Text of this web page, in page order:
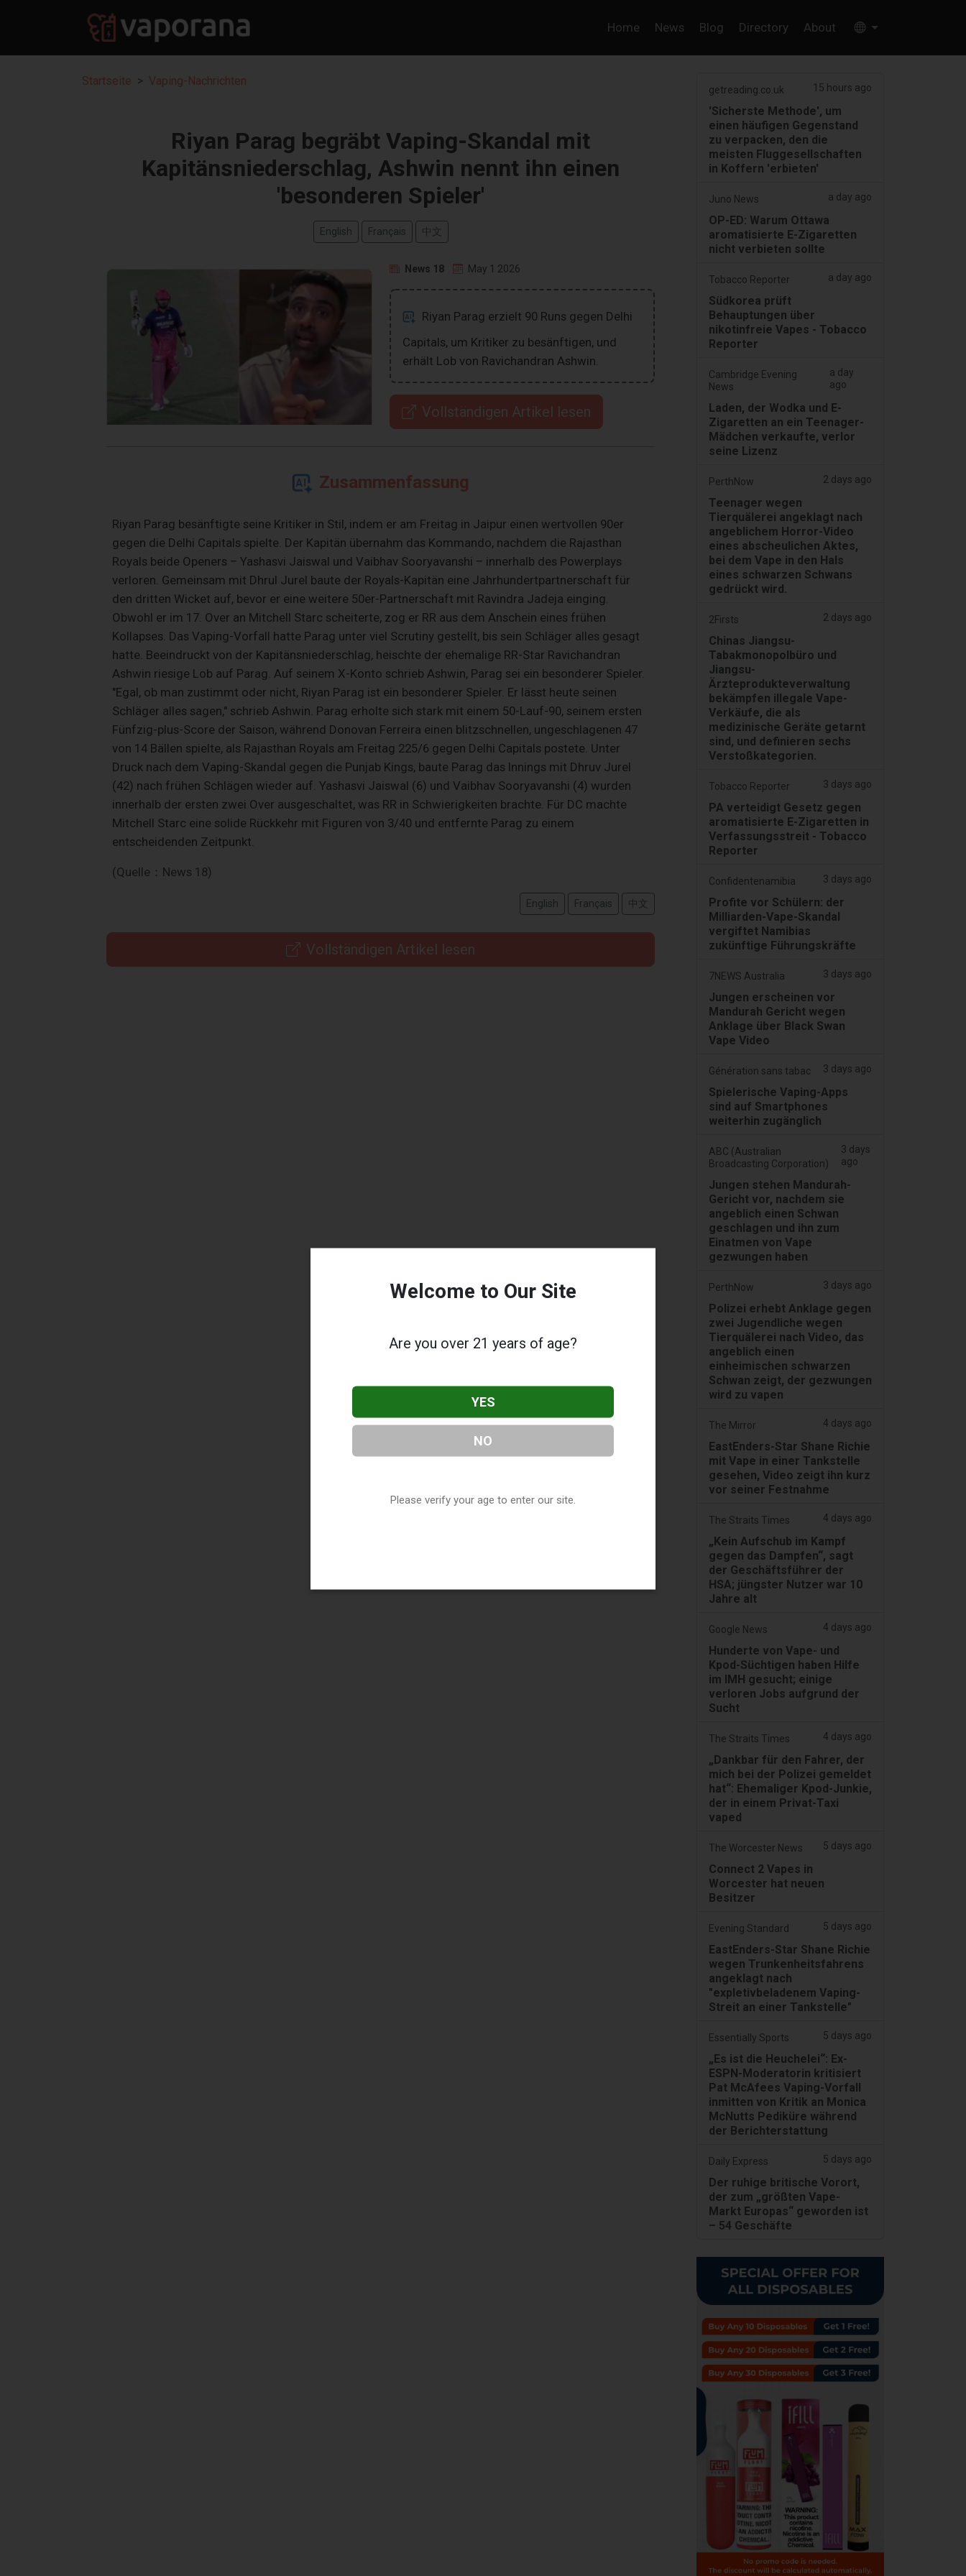
Home News Blog Directory About
Startseite Vaping-Nachrichten
Riyan Parag begräbt Vaping-Skandal mit
Kapitänsniederschlag, Ashwin nennt ihn einen
'besonderen Spieler'
English Français 中文
News 18 May 1 2026
Riyan Parag erzielt 90 Runs gegen Delhi
Capitals, um Kritiker zu besänftigen, und
erhält Lob von Ravichandran Ashwin.
Vollständigen Artikel lesen
Zusammenfassung
Riyan Parag besänftigte seine Kritiker in Stil, indem er am Freitag in Jaipur einen wertvollen 90er
gegen die Delhi Capitals spielte. Der Kapitän übernahm das Kommando, nachdem die Rajasthan
Royals beide Openers – Yashasvi Jaiswal und Vaibhav Sooryavanshi – innerhalb des Powerplays
verloren. Gemeinsam mit Dhrul Jurel baute der Royals-Kapitän eine Jahrhundertpartnerschaft für
den dritten Wicket auf, bevor er eine weitere 50er-Partnerschaft mit Ravindra Jadeja einging.
Obwohl er im 17. Over an Mitchell Starc scheiterte, zog er RR aus dem Anschein eines frühen
Kollapses. Das Vaping-Vorfall hatte Parag unter viel Scrutiny gestellt, bis sein Schläger alles gesagt
hatte. Beeindruckt von der Kapitänsniederschlag, heischte der ehemalige RR-Star Ravichandran
Ashwin riesige Lob auf Parag. Auf seinem X-Konto schrieb Ashwin, Parag sei ein besonderer Spieler.
"Egal, ob man zustimmt oder nicht, Riyan Parag ist ein besonderer Spieler. Er lässt heute seinen
Schläger alles sagen," schrieb Ashwin. Parag erholte sich stark mit einem 50-Lauf-90, seinem ersten
Fünfzig-plus-Score der Saison, während Donovan Ferreira einen blitzschnellen, ungeschlagenen 47
von 14 Bällen spielte, als Rajasthan Royals am Freitag 225/6 gegen Delhi Capitals postete. Unter
Druck nach dem Vaping-Skandal gegen die Punjab Kings, baute Parag das Innings mit Dhruv Jurel
(42) nach frühen Schlägen wieder auf. Yashasvi Jaiswal (6) und Vaibhav Sooryavanshi (4) wurden
innerhalb der ersten zwei Over ausgeschaltet, was RR in Schwierigkeiten brachte. Für DC machte
Mitchell Starc eine solide Rückkehr mit Figuren von 3/40 und entfernte Parag zu einem
entscheidenden Zeitpunkt.
(Quelle：News 18)
English Français 中文
Vollständigen Artikel lesen
getreading.co.uk 15 hours ago
'Sicherste Methode', um
einen häufigen Gegenstand
zu verpacken, den die
meisten Fluggesellschaften
in Koffern 'erbieten'
Juno News a day ago
OP-ED: Warum Ottawa
aromatisierte E-Zigaretten
nicht verbieten sollte
Tobacco Reporter a day ago
Südkorea prüft
Behauptungen über
nikotinfreie Vapes - Tobacco
Reporter
Cambridge Evening
News
a day
ago
Laden, der Wodka und E-
Zigaretten an ein Teenager-
Mädchen verkaufte, verlor
seine Lizenz
PerthNow 2 days ago
Teenager wegen
Tierquälerei angeklagt nach
angeblichem Horror-Video
eines abscheulichen Aktes,
bei dem Vape in den Hals
eines schwarzen Schwans
gedrückt wird.
2Firsts 2 days ago
Chinas Jiangsu-
Tabakmonopolbüro und
Jiangsu-
Ärzteprodukteverwaltung
bekämpfen illegale Vape-
Verkäufe, die als
medizinische Geräte getarnt
sind, und definieren sechs
Verstoßkategorien.
Tobacco Reporter 3 days ago
PA verteidigt Gesetz gegen
aromatisierte E-Zigaretten in
Verfassungsstreit - Tobacco
Reporter
Confidentenamibia 3 days ago
Profite vor Schülern: der
Milliarden-Vape-Skandal
vergiftet Namibias
zukünftige Führungskräfte
7NEWS Australia 3 days ago
Jungen erscheinen vor
Mandurah Gericht wegen
Anklage über Black Swan
Vape Video
Génération sans tabac 3 days ago
Spielerische Vaping-Apps
sind auf Smartphones
weiterhin zugänglich
ABC (Australian
Broadcasting Corporation)
3 days
ago
Jungen stehen Mandurah-
Gericht vor, nachdem sie
angeblich einen Schwan
geschlagen und ihn zum
Einatmen von Vape
gezwungen haben
PerthNow 3 days ago
Polizei erhebt Anklage gegen
zwei Jugendliche wegen
Tierquälerei nach Video, das
angeblich einen
einheimischen schwarzen
Schwan zeigt, der gezwungen
wird zu vapen
The Mirror 4 days ago
EastEnders-Star Shane Richie
mit Vape in einer Tankstelle
gesehen, Video zeigt ihn kurz
vor seiner Festnahme
The Straits Times 4 days ago
„Kein Aufschub im Kampf
gegen das Dampfen“, sagt
der Geschäftsführer der
HSA; jüngster Nutzer war 10
Jahre alt
Google News 4 days ago
Hunderte von Vape- und
Kpod-Süchtigen haben Hilfe
im IMH gesucht; einige
verloren Jobs aufgrund der
Sucht
The Straits Times 4 days ago
„Dankbar für den Fahrer, der
mich bei der Polizei gemeldet
hat“: Ehemaliger Kpod-Junkie,
der in einem Privat-Taxi
vaped
The Worcester News 5 days ago
Connect 2 Vapes in
Worcester hat neuen
Besitzer
Evening Standard 5 days ago
EastEnders-Star Shane Richie
wegen Trunkenheitsfahrens
angeklagt nach
"expletivbeladenem Vaping-
Streit an einer Tankstelle"
Essentially Sports 5 days ago
„Es ist die Heuchelei“: Ex-
ESPN-Moderatorin kritisiert
Pat McAfees Vaping-Vorfall
inmitten von Kritik an Monica
McNutts Pediküre während
der Berichterstattung
Daily Express 5 days ago
Der ruhige britische Vorort,
der zum „größten Vape-
Markt Europas“ geworden ist
– 54 Geschäfte
Welcome to Our Site
Are you over 21 years of age?
YES
NO
Please verify your age to enter our site.